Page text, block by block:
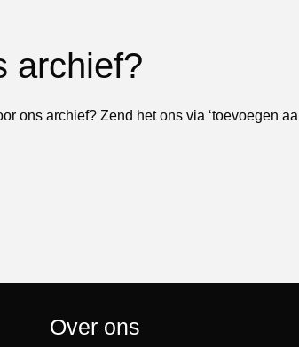
archief?
ons archief? Zend het ons via ‘toevoegen
Over ons